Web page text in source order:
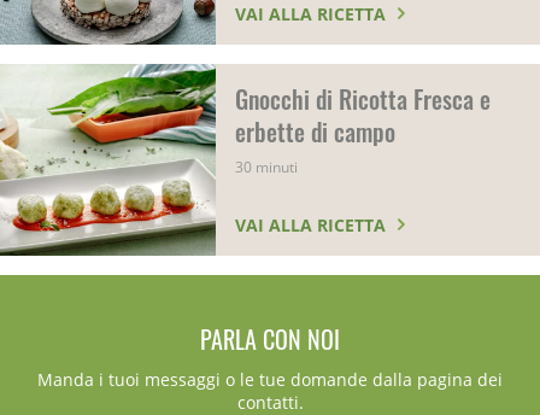
VAI ALLA RICETTA
Gnocchi di Ricotta Fresca e
erbette di campo
30 minuti
VAI ALLA RICETTA
PARLA CON NOI
Manda i tuoi messaggi o le tue domande dalla pagina dei
contatti.